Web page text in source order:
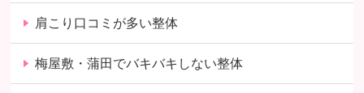
肩こり口コミが多い整体
梅屋敷・蒲田でバキバキしない整体